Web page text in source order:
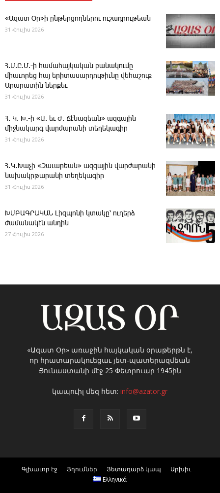
«Ազատ Օր»ի ընթերցողներու ուշադրութեան
31 Հուլիս 2026
Հ.Մ.Ը.Մ.-ի համահայկական բանակումը
միաւորեց հայ երիտասարդութիւնը վեհաշուք
Արարատին ներքեւ
31 Հուլիս 2026
Հ. Կ. Խ.-ի «Ա. եւ Ժ. ­Ճէնազեան» ազգային
միջնակարգ վարժարանի տեղեկագիր
31 Հուլիս 2026
Հ․Կ․Խաչի «Զաւարեան» ազգային վարժարանի
նախակրթարանի տեղեկագիր
31 Հուլիս 2026
ԽՄԲԱԳՐԱԿԱՆ ­Լիզպոնի կտակը՝ ուղերձ
ժամանակէն անդին
27 Հուլիս 2026
«Ազատ Օր» առաջին հայկական օրաթերթն է,
որ հրատարակուեցաւ յետ-պատերազմեան
Յունաստանի մէջ 25 Փետրուար 1945ին
կապուիլ մեզ հետ:info@azator.gr
Գլխաւոր էջ Յղումներ Յետադարձ կապ
Արխիւ
Ελληνικά